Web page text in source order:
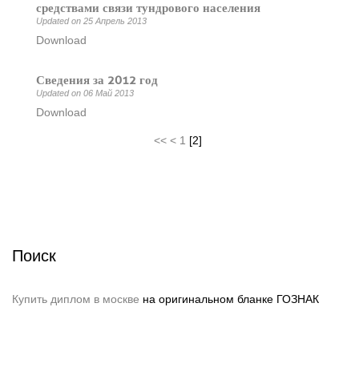
средствами связи тундрового населения
Updated on 25 Апрель 2013
Download
Сведения за 2012 год
Updated on 06 Май 2013
Download
<< < 1 [2]
Поиск
Купить диплом в москве на оригинальном бланке ГОЗНАК